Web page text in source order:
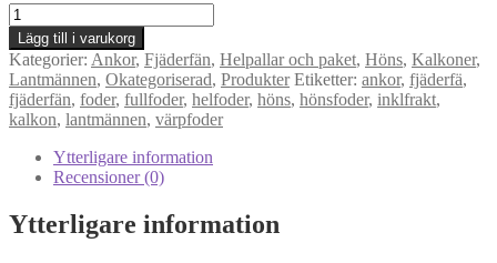
Värpfoder
50
säckar,
inkl
frakt
mängd
Lägg till i varukorg
Kategorier: Ankor, Fjäderfän, Helpallar och paket, Höns, Kalkoner,
Lantmännen, Okategoriserad, Produkter Etiketter: ankor, fjäderfä,
fjäderfän, foder, fullfoder, helfoder, höns, hönsfoder, inklfrakt,
kalkon, lantmännen, värpfoder
Ytterligare information
Recensioner (0)
Ytterligare information